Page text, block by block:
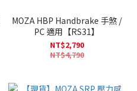
MOZA HBP Handbrake 手煞 /
PC 適用【RS31】
NT$2,790
NT$4,790